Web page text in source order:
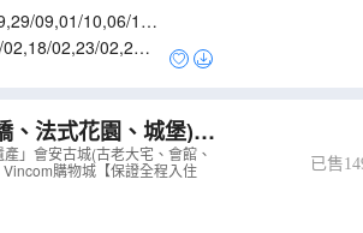
,29/09,01/10,06/10,
,18/02,23/02,25/0
‧細心安排地道越式
」會安古城(古老大宅、會館、
購物城【保證全程入住
已售